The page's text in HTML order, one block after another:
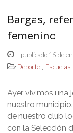
Bargas,
femenino
publicado 15 de
Deporte , Escuelas
Ayer vivimos una
nuestro
de nuestro club
con la Selección